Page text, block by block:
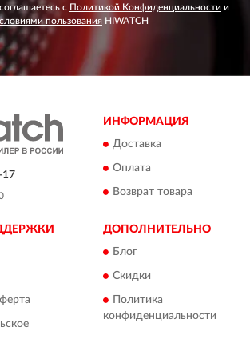
с Политикой Конфиденциальности и
пользования HIWATCH
17
ИНФОРМАЦИЯ
Доставка
Оплата
Возврат товара
ДОПОЛНИТЕЛЬНО
Блог
Скидки
Политика
конфиденциальности